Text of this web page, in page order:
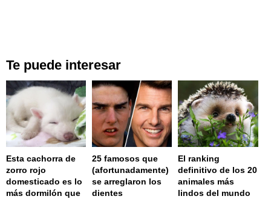
Te puede interesar
Esta cachorra de
zorro rojo
domesticado es lo
más dormilón que
25 famosos que
(afortunadamente)
se arreglaron los
dientes
El ranking
definitivo de los 20
animales más
lindos del mundo